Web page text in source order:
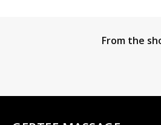
From the